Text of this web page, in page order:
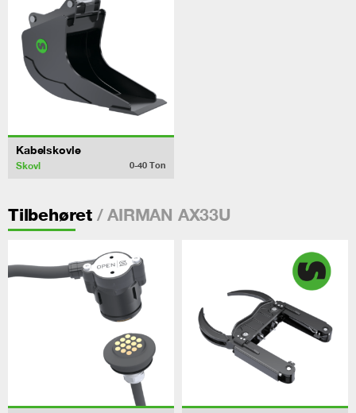
Kabelskovle
Skovl 0-40 Ton
Tilbehøret/ AIRMAN AX33U